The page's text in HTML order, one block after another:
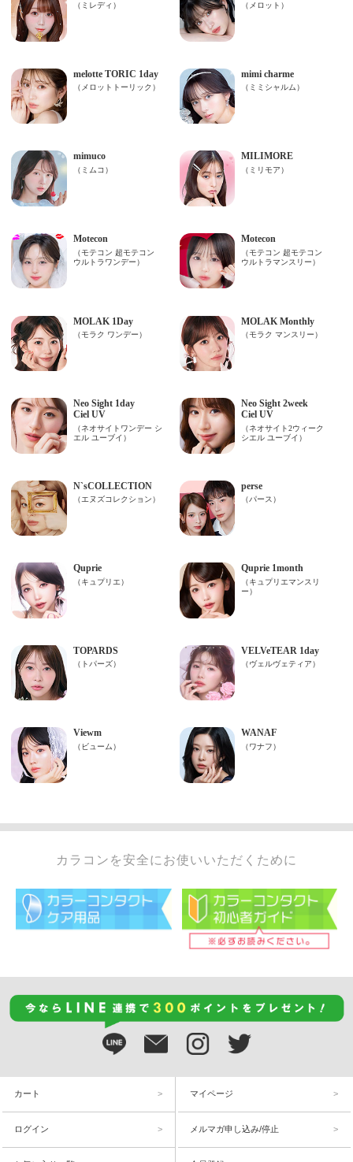
カラコンを安全にお使いいただくために
カート マイページ
ログイン メルマガ申し込み/停止